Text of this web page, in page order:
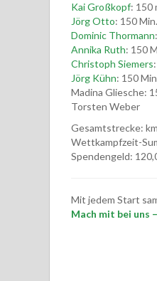
Kai Großkopf: 150
Jörg Otto: 150 Min.
Dominic Thormann
Annika Ruth: 150
Christoph Siemers
Jörg Kühn: 150
Madina Gliesche:
Torsten Weber
Gesamtstrecke: km
Wettkampfzeit-
Spendengeld:
Mit jedem Start
Mach mit bei uns